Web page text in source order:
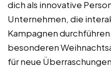
dich als innovative
Unternehmen, die
Kampagnen
besonderen
für neue